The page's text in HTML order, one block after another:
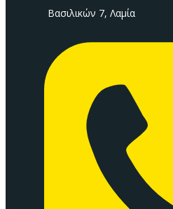
Βασιλικών 7, Λαμία